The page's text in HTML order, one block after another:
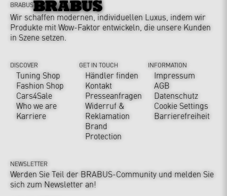
BRABUS
Wir schaffen modernen, individuellen Luxus, indem wir
Produkte mit Wow-Faktor entwickeln, die unsere Kunden
in Szene setzen.
DISCOVER
Tuning Shop
Fashion Shop
Cars4Sale
Who we are
Karriere
GET IN TOUCH
Händler finden
Kontakt
Presseanfragen
Widerruf &
Reklamation
Brand
Protection
INFORMATION
Impressum
AGB
Datenschutz
Cookie Settings
Barrierefreiheit
NEWSLETTER
Werden Sie Teil der BRABUS-Community und melden Sie
sich zum Newsletter an!